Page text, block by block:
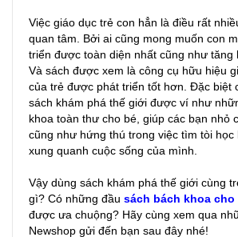
Việc giáo dục trẻ con hẳn là điều rất
quan tâm. Bởi ai cũng mong muốn con
triển được toàn diện nhất cũng như tăng
Và sách được xem là công cụ hữu hiệu
của trẻ được phát triển tốt hơn. Đặc biệt
sách khám phá thế giới được ví như
khoa toàn thư cho bé, giúp các bạn nhỏ
cũng như hứng thú trong việc tìm tòi học
xung quanh cuộc sống của mình.
Vậy dùng sách khám phá thế giới cùng
gì? Có những đầu sách bách khoa cho
được ưa chuộng? Hãy cùng xem qua
Newshop gửi đến bạn sau đây nhé!